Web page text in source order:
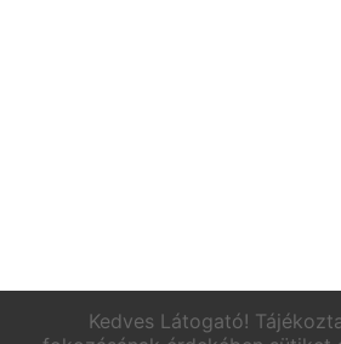
Kedves Látogató!